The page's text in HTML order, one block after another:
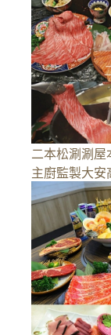
二本松涮涮屋
主廚監製大安